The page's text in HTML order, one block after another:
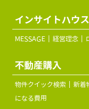
インサイトハウ
MESSAGE 経営理念
不動産購入
物件クイック検索 新着
になる費用